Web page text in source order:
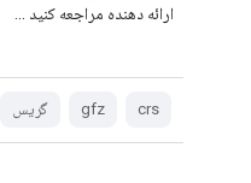
ارائه دهنده مراجعه کنید ...
crs
gfz گریس